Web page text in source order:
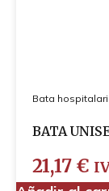
Bata
BATA
21,17 €